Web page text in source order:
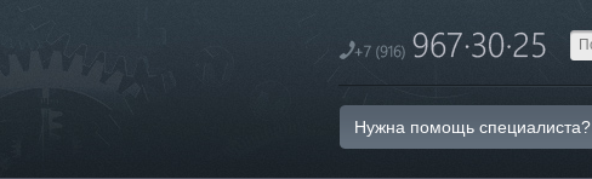
Нужна помощь специалиста?